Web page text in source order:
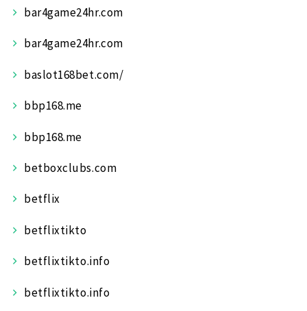
bar4game24hr.com
bar4game24hr.com
baslot168bet.com/
bbp168.me
bbp168.me
betboxclubs.com
betflix
betflixtikto
betflixtikto.info
betflixtikto.info